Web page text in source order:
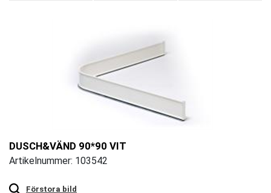
DUSCH&VÄND 90*90 VIT
Artikelnummer: 103542
Förstora bild
zoom